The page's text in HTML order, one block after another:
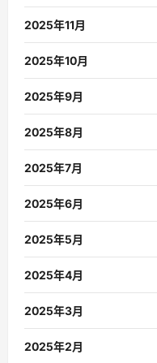
2025年11月
2025年10月
2025年9月
2025年8月
2025年7月
2025年6月
2025年5月
2025年4月
2025年3月
2025年2月